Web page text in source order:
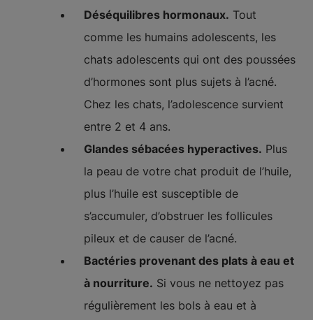
Déséquilibres hormonaux. Tout
comme les humains adolescents, les
chats adolescents qui ont des poussées
d’hormones sont plus sujets à l’acné.
Chez les chats, l’adolescence survient
entre 2 et 4 ans.
Glandes sébacées hyperactives. Plus
la peau de votre chat produit de l’huile,
plus l’huile est susceptible de
s’accumuler, d’obstruer les follicules
pileux et de causer de l’acné.
Bactéries provenant des plats à eau et
à nourriture. Si vous ne nettoyez pas
régulièrement les bols à eau et à